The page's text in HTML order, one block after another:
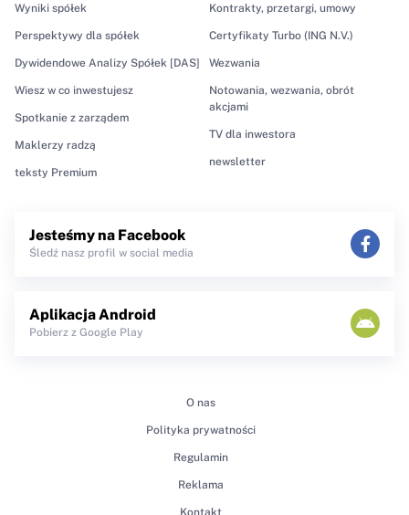
Wyniki spółek
Perspektywy dla spółek
Dywidendowe Analizy Spółek [DAS]
Wiesz w co inwestujesz
Spotkanie z zarządem
Maklerzy radzą
teksty Premium
Kontrakty, przetargi, umowy
Certyfikaty Turbo (ING N.V.)
Wezwania
Notowania, wezwania, obrót
akcjami
TV dla inwestora
newsletter
Jesteśmy na Facebook
Śledź nasz profil w social media
Aplikacja Android
Pobierz z Google Play
O nas
Polityka prywatności
Regulamin
Reklama
Kontakt